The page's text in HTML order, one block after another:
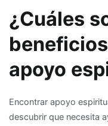
¿Cuáles
apoyo
Encontrar apoyo
descubrir que necesita